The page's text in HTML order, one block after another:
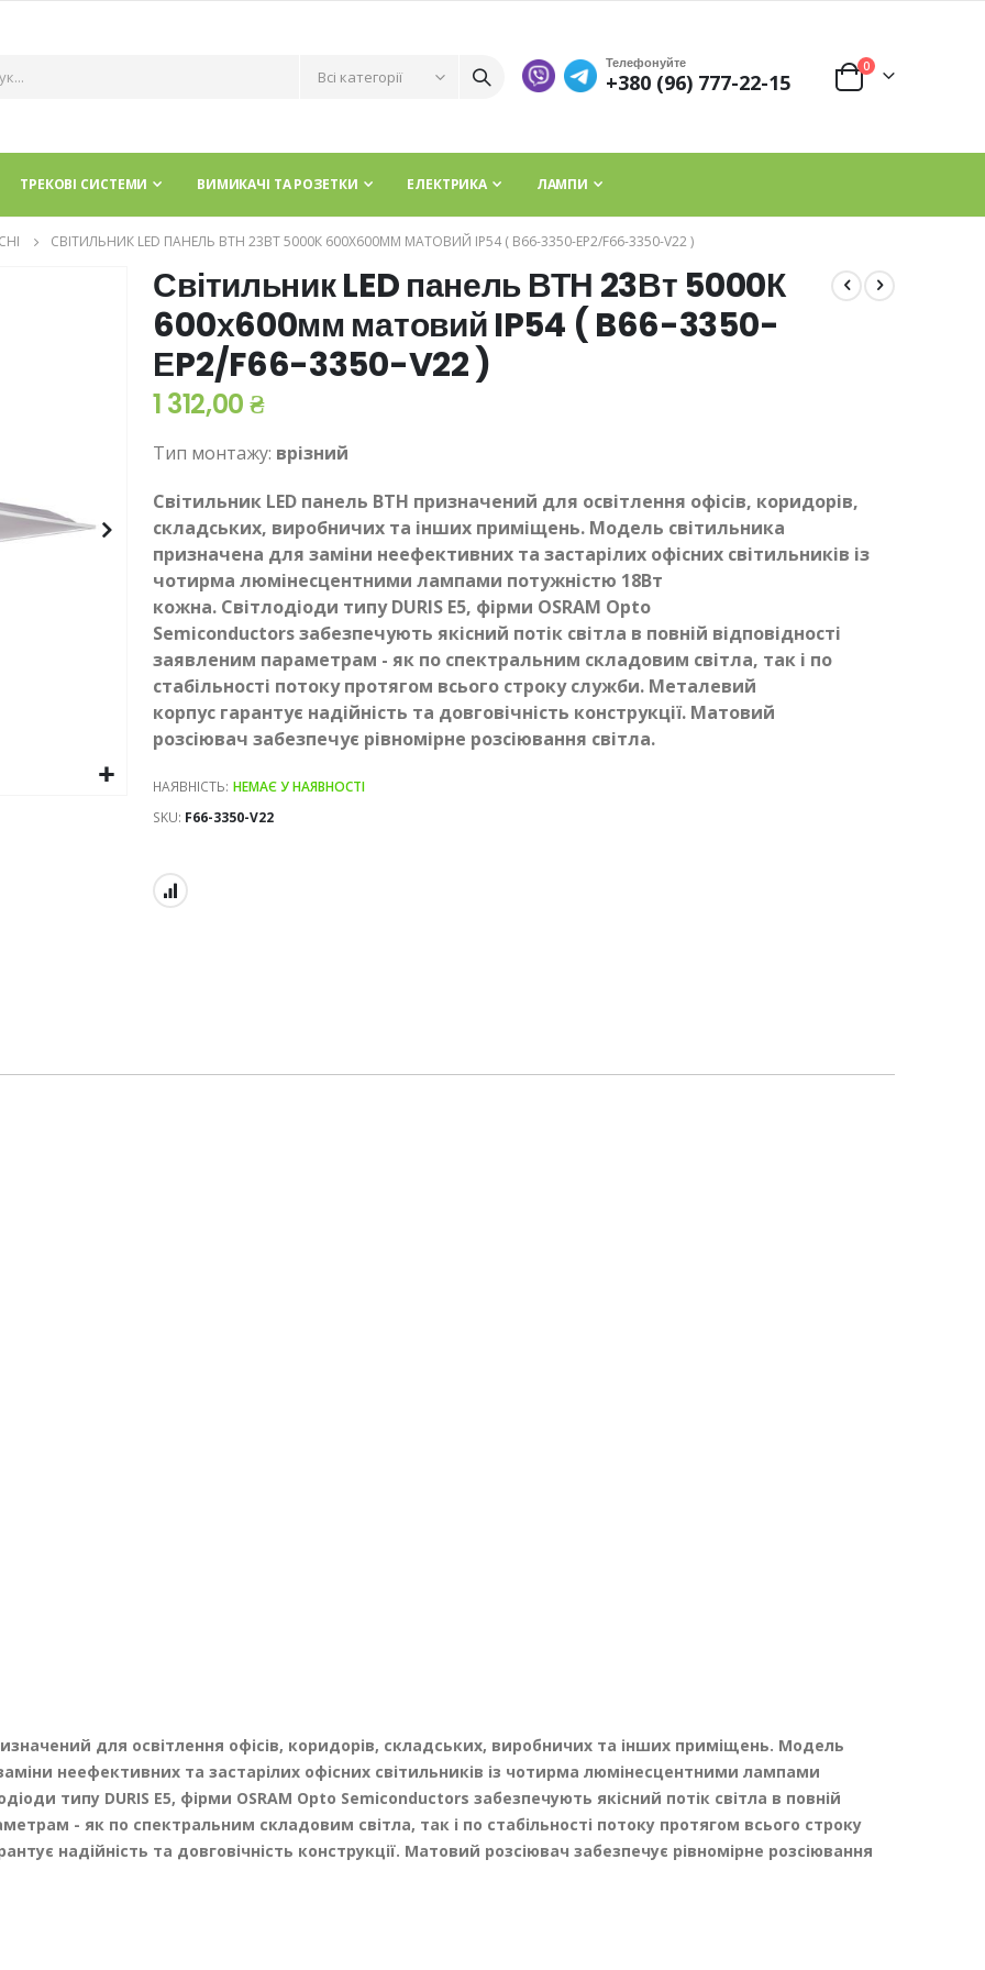
Телефонуйте
+380 (96) 777-22-15 Cart
0елементи
ТРЕКОВІ СИСТЕМИ ВИМИКАЧІ ТА РОЗЕТКИ ЕЛЕКТРИКА ЛАМПИ
СВІТИЛЬНИК LED ПАНЕЛЬ ВТН 23ВТ 5000К 600Х600ММ МАТОВИЙ IP54 ( B66-3350-ЕP2/F66-3350-V22 )
Світильник LED панель ВТН 23Вт 5000К
600х600мм матовий IP54 ( B66-3350-
ЕP2/F66-3350-V22 )
1 312,00 ₴
Тип монтажу: врізний
Світильник LED панель ВТН призначений для освітлення офісів, коридорів,
складських, виробничих та інших приміщень. Модель світильника
призначена для заміни неефективних та застарілих офісних світильників із
чотирма люмінесцентними лампами потужністю 18Вт
кожна. Світлодіоди типу DURIS E5, фірми OSRAM Opto
Semiconductors забезпечують якісний потік світла в повній відповідності
заявленим параметрам - як по спектральним складовим світла, так і по
стабільності потоку протягом всього строку служби. Металевий
корпус гарантує надійність та довговічність конструкції. Матовий
розсіювач забезпечує рівномірне розсіювання світла.
НАЯВНІСТЬ: НЕМАЄ У НАЯВНОСТІ
SKU F66-3350-V22
для освітлення офісів, коридорів, складських, виробничих та інших приміщень. Модель
неефективних та застарілих офісних світильників із чотирма люмінесцентними лампами
типу DURIS E5, фірми OSRAM Opto Semiconductors забезпечують якісний потік світла в повній
- як по спектральним складовим світла, так і по стабільності потоку протягом всього строку
надійність та довговічність конструкції. Матовий розсіювач забезпечує рівномірне розсіювання